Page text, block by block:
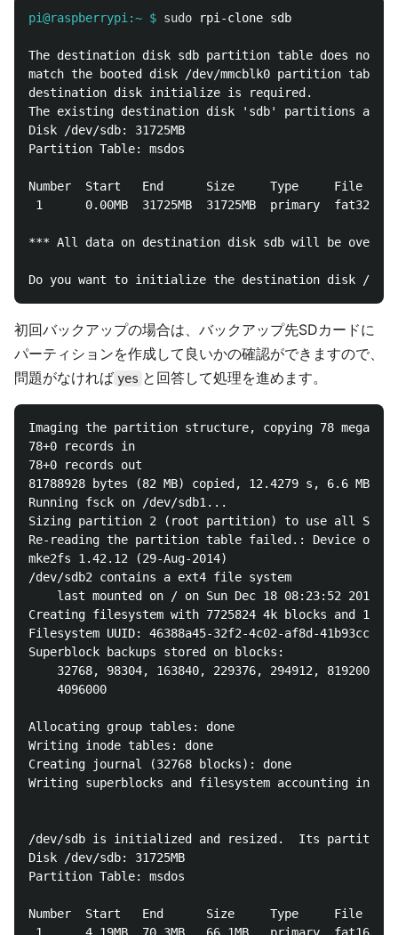
pi@raspberrypi:~ $ sudo
The destination disk sdb partition table does not
match the booted disk /dev/mmcblk0 partition table
destination disk initialize is required.
The existing destination disk 'sdb' partitions are:
Disk /dev/sdb: 31725MB
Partition Table: msdos
Number  Start   End      Size     Type     File
1      0.00MB  31725MB  31725MB  primary  fat32
*** All data on destination disk sdb will be
初回バックアップの場合は、バックアップ先SDカードに
パーティションを作成して良いかの確認ができますので、
問題がなければ yes と回答して処理を進めます。
Imaging the partition structure, copying 78
78+0 records in
78+0 records out
81788928 bytes (82 MB) copied, 12.4279 s, 6.6 MB/s
Running fsck on /dev/sdb1...
Sizing partition 2 (root partition) to use all SD
Re-reading the partition table failed.: Device or
mke2fs 1.42.12 (29-Aug-2014)
/dev/sdb2 contains a ext4 file system
Creating filesystem with 7725824 4k blocks and
Filesystem UUID: 46388a45-32f2-4c02-af8d-
Superblock backups stored on blocks:
Allocating group tables: done
Writing inode tables: done
Creating journal (32768 blocks): done
Writing superblocks and filesystem accounting
/dev/sdb is initialized and resized.  Its
Disk /dev/sdb: 31725MB
Partition Table: msdos
Number  Start   End      Size     Type     File